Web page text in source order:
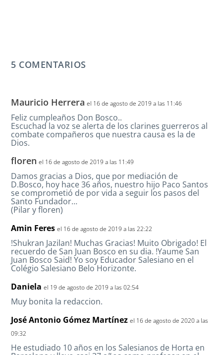
5 COMENTARIOS
Mauricio Herrera el 16 de agosto de 2019 a las 11:46
Feliz cumpleaños Don Bosco..
Escuchad la voz se alerta de los clarines guerreros al
combate compañeros que nuestra causa es la de
Dios.
floren el 16 de agosto de 2019 a las 11:49
Damos gracias a Dios, que por mediación de
D.Bosco, hoy hace 36 años, nuestro hijo Paco Santos
se comprometió de por vida a seguir los pasos del
Santo Fundador…
(Pilar y floren)
Amin Feres el 16 de agosto de 2019 a las 22:22
!Shukran Jazilan! Muchas Gracias! Muito Obrigado! El
recuerdo de San Juan Bosco en su dia. !Yaume San
Juan Bosco Said! Yo soy Educador Salesiano en el
Colégio Salesiano Belo Horizonte.
Daniela el 19 de agosto de 2019 a las 02:54
Muy bonita la redaccion.
José Antonio Gómez Martínez el 16 de agosto de 2020 a las
09:32
He estudiado 10 años en los Salesianos de Horta en